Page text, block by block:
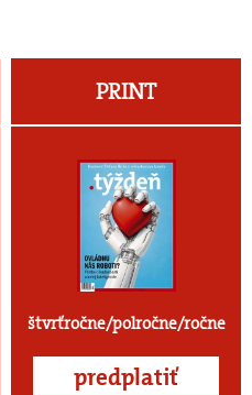
PRINT
štvrťročne/polročne/ročne
predplatiť